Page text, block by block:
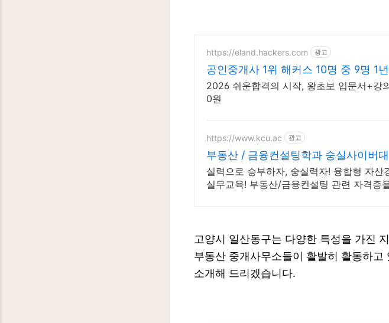
https://eland.hackers.com 광고
공인중개사 1위 해커스 10명 중 9명 1
2026 쉬운합격의 시작, 왕초보 입문서+강
0원
https://www.kcu.ac 광고
부동산 / 금융컨설팅학과 숭실사이버
실력으로 승부하자, 숭실력자! 융합형 자산
실무교육! 부동산/금융컨설팅 관련 자격증
고양시 일산동구는 다양한 특성을 가진
부동산 중개사무소들이 활발히 활동하
소개해 드리겠습니다.